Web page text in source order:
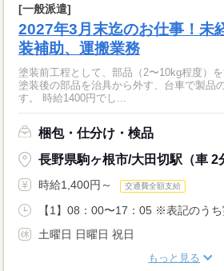
[一般派遣]
2027年3月末迄のお仕事！未
装補助、運搬業務
塗装前工程として、部品（2〜10kg程度）を
塗装後の部品を治具から外す、台車で製品
す。 時給1400円でし...
梱包・仕分け・検品
長野県駒ヶ根市/大田切駅（車 2
時給1,400円～ 交通費全額支給
【1】08：00〜17：05 ※表記のうち
土曜日 日曜日 祝日
もっと見る